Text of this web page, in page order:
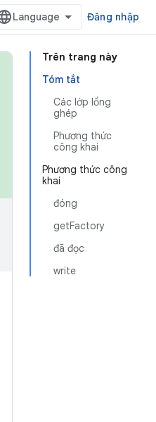
Đăng nhập
Trên trang này
Tóm tắt
Các lớp lồng
ghép
Phương thức
công khai
Phương thức công
khai
đóng
getFactory
đã đọc
write